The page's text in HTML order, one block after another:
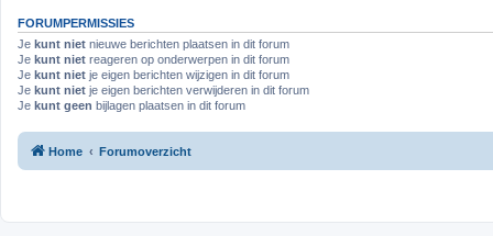
FORUMPERMISSIES
Je kunt niet nieuwe berichten plaatsen in dit forum
Je kunt niet reageren op onderwerpen in dit forum
Je kunt niet je eigen berichten wijzigen in dit forum
Je kunt niet je eigen berichten verwijderen in dit forum
Je kunt geen bijlagen plaatsen in dit forum
Home Forumoverzicht